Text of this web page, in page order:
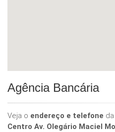
Agência Bancária
Veja o endereço e telefone
Centro Av. Olegário Maciel